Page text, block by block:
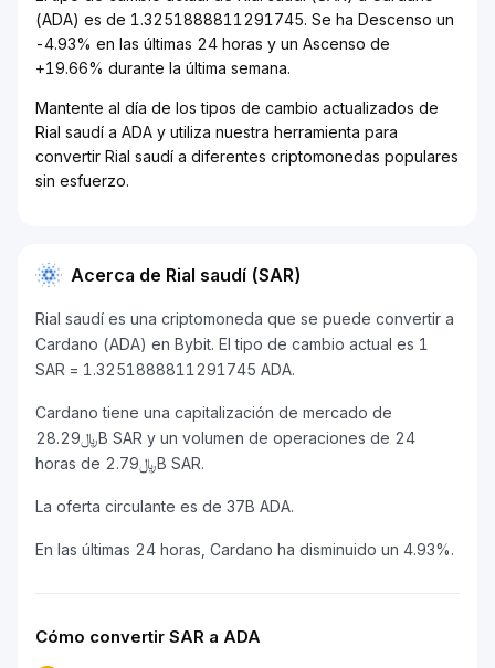
(ADA) es de 1.3251888811291745. Se ha Descenso un
-4.93% en las últimas 24 horas y un Ascenso de
+19.66% durante la última semana.
Mantente al día de los tipos de cambio actualizados de
Rial saudí a ADA y utiliza nuestra herramienta para
convertir Rial saudí a diferentes criptomonedas populares
sin esfuerzo.
Acerca de Rial saudí (SAR)
Rial saudí es una criptomoneda que se puede convertir a
Cardano (ADA) en Bybit. El tipo de cambio actual es 1
SAR = 1.3251888811291745 ADA.
Cardano tiene una capitalización de mercado de
﷼28.29B SAR y un volumen de operaciones de 24
horas de ﷼2.79B SAR.
La oferta circulante es de 37B ADA.
En las últimas 24 horas, Cardano ha disminuido un 4.93%.
Cómo convertir SAR a ADA